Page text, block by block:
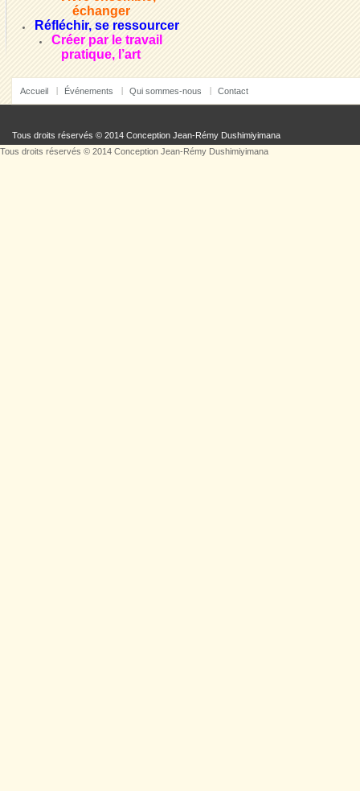
échanger
Réfléchir, se ressourcer
Créer par le travail
pratique, l’art
Accueil Événements Qui sommes-nous Contact
Tous droits réservés © 2014 Conception Jean-Rémy Dushimiyimana
Tous droits réservés © 2014 Conception Jean-Rémy Dushimiyimana